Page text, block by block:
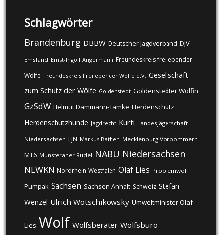
Schlagwörter
Brandenburg DBBW Deutscher Jagdverband DJV
Emsland Ernst-Ingolf Angermann Freundeskreis freilebender
Wölfe Freundeskreis Freilebender Wölfe e.V. Gesellschaft
zum Schutz der Wölfe Goldenstedt Goldenstedter Wölfin
GzSdW Helmut Dammann-Tamke Herdenschutz
Herdenschutzhunde Jagdrecht Kurti Landesjägerschaft
Niedersachsen LJN Markus Bathen Mecklenburg Vorpommern
MT6 Munsteraner Rudel NABU Niedersachsen
NLWKN Nordrhein-Westfalen Olaf Lies Problemwolf
Pumpak Sachsen Sachsen-Anhalt Schweiz Stefan
Wenzel Ulrich Wotschikowsky Umweltminister Olaf
Lies Wolf Wolfsberater Wolfsbüro